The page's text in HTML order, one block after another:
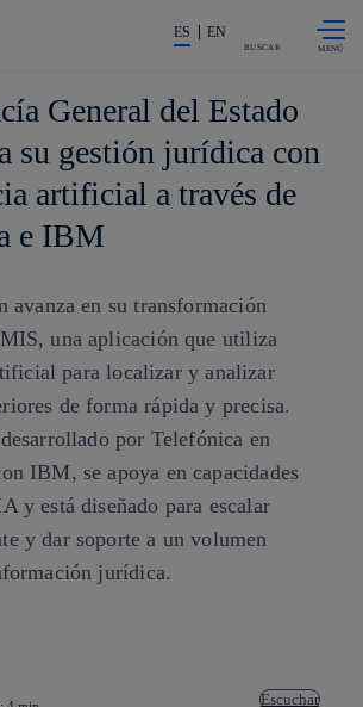
La acción en accionistas e
ES EN
BUSCAR
General del Estado
su gestión jurídica con
artificial a través de
e IBM
avanza en su transformación
una aplicación que utiliza
para localizar y analizar
de forma rápida y precisa.
por Telefónica en
IBM, se apoya en capacidades
y está diseñado para escalar
y dar soporte a un volumen
jurídica.
Escuchar